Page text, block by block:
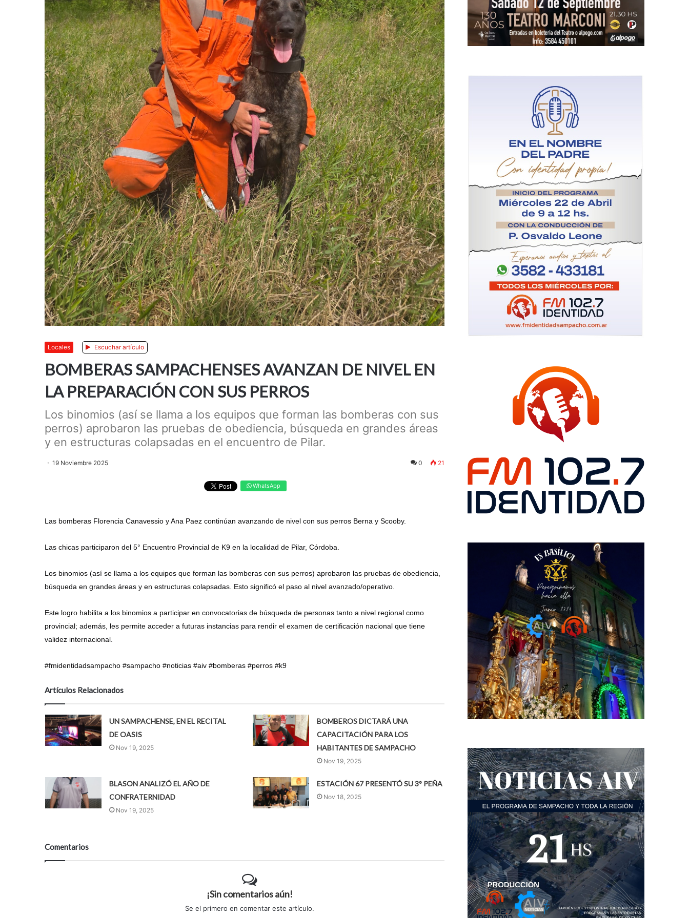
Locales Escuchar artículo
BOMBERAS SAMPACHENSES AVANZAN DE NIVEL EN
LA PREPARACIÓN CON SUS PERROS
Los binomios (así se llama a los equipos que forman las bomberas con sus
perros) aprobaron las pruebas de obediencia, búsqueda en grandes áreas
y en estructuras colapsadas en el encuentro de Pilar.
19 Noviembre 2025 0 21
WhatsApp
Las bomberas Florencia Canavessio y Ana Paez continúan avanzando de nivel con sus perros Berna y Scooby.
Las chicas participaron del 5° Encuentro Provincial de K9 en la localidad de Pilar, Córdoba.
Los binomios (así se llama a los equipos que forman las bomberas con sus perros) aprobaron las pruebas de obediencia,
búsqueda en grandes áreas y en estructuras colapsadas. Esto significó el paso al nivel avanzado/operativo.
Este logro habilita a los binomios a participar en convocatorias de búsqueda de personas tanto a nivel regional como
provincial; además, les permite acceder a futuras instancias para rendir el examen de certificación nacional que tiene
validez internacional.
#fmidentidadsampacho #sampacho #noticias #aiv #bomberas #perros #k9
Artículos Relacionados
UN SAMPACHENSE, EN EL RECITAL
DE OASIS
Nov 19, 2025
BOMBEROS DICTARÁ UNA
CAPACITACIÓN PARA LOS
HABITANTES DE SAMPACHO
Nov 19, 2025
BLASON ANALIZÓ EL AÑO DE
CONFRATERNIDAD
Nov 19, 2025
ESTACIÓN 67 PRESENTÓ SU 3° PEÑA
Nov 18, 2025
Comentarios
¡Sin comentarios aún!
Se el primero en comentar este artículo.